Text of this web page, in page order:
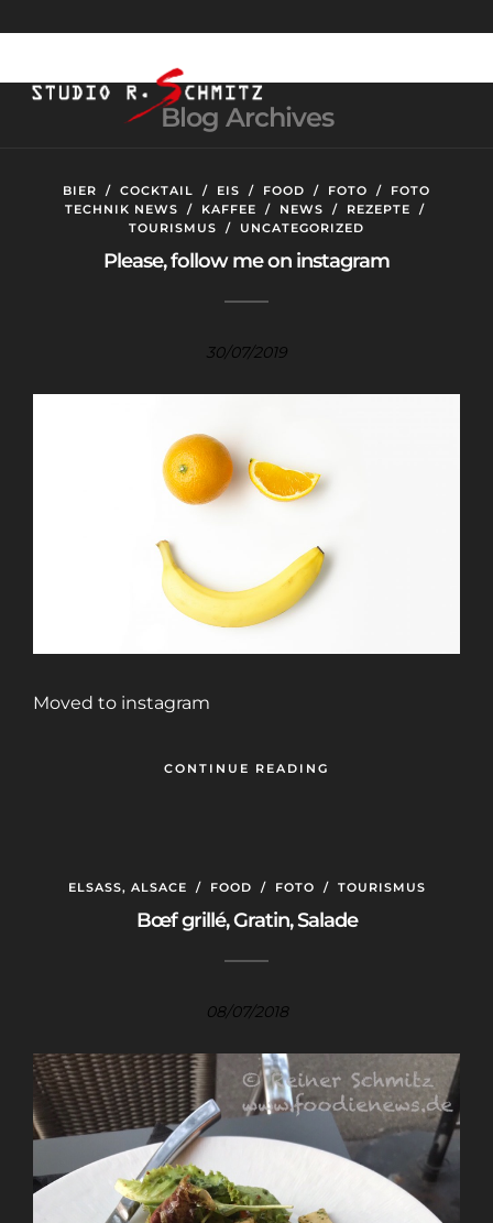
Blog Archives
BIER / COCKTAIL / EIS / FOOD / FOTO / FOTO
TECHNIK NEWS / KAFFEE / NEWS / REZEPTE /
TOURISMUS / UNCATEGORIZED
Please, follow me on instagram
30/07/2019
Moved to instagram
CONTINUE READING
ELSASS, ALSACE / FOOD / FOTO / TOURISMUS
Bœf grillé, Gratin, Salade
08/07/2018